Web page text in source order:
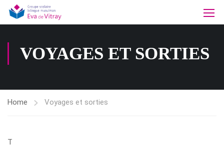
VOYAGES ET SORTIES
Home Voyages et sorties
T